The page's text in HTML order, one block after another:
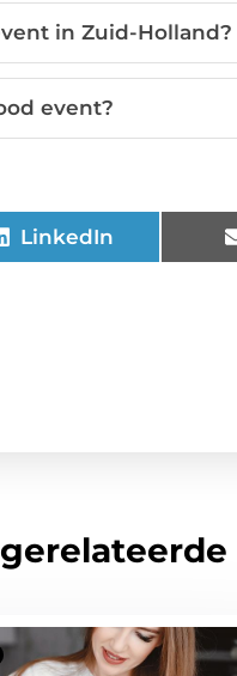
in Zuid-Holland?
event?
LinkedIn